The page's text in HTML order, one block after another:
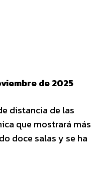
de 2025
distancia de las
que mostrará más
doce salas y se ha